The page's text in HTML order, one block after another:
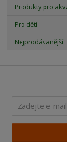
Produkty pro
Pro děti
Nejprodávanější